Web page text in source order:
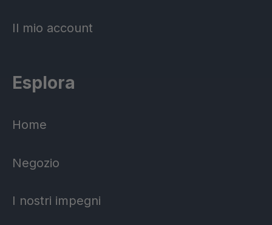
Il mio account
Esplora
Home
Negozio
I nostri impegni